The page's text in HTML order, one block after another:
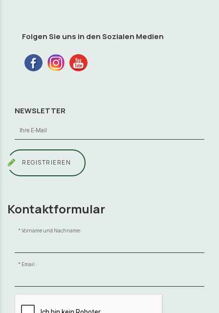
Folgen Sie uns in den Sozialen Medien
NEWSLETTER
REGISTRIEREN
Kontaktformular
Vorname und Nachname:
Email :